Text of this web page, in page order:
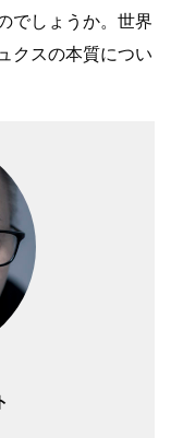
でしょうか。世界
クスの本質につい